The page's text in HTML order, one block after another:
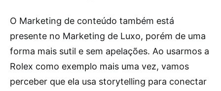
O Marketing de conteúdo também está
presente no Marketing de Luxo, porém de uma
forma mais sutil e sem apelações. Ao usarmos a
Rolex como exemplo mais uma vez, vamos
perceber que ela usa storytelling para conectar